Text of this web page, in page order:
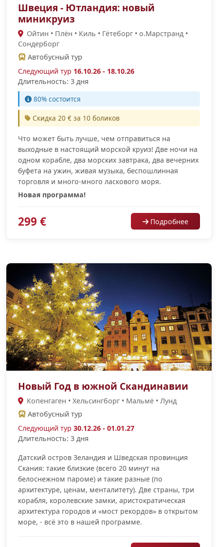
Швеция - Ютландия: новый
миникруиз
Ойтин • Плён • Киль • Гётеборг • о.Марстранд •
Сондерборг
Автобусный тур
Следующий тур 16.10.26 - 18.10.26
Длительность: 3 дня
80% состоится
Скидка 20 € за 10 боликов
Что может быть лучше, чем отправиться на
выходные в настоящий морской круиз! Две ночи на
одном корабле, два морских завтрака, два вечерних
буфета на ужин, живая музыка, беспошлинная
торговля и много-много ласкового моря.
Новая программа!
299 € Подробнее
Новый Год в южной Скандинавии
Копенгаген • Хельсингборг • Мальмё • Лунд
Автобусный тур
Следующий тур 30.12.26 - 01.01.27
Длительность: 3 дня
Датский остров Зеландия и Шведская провинция
Скания: такие близкие (всего 20 минут на
белоснежном пароме) и такие разные (по
архитектуре, ценам, менталитету). Две страны, три
корабля, королевские замки, аристократическая
архитектура городов и «мост рекордов» в открытом
море, - всё это в нашей программе.